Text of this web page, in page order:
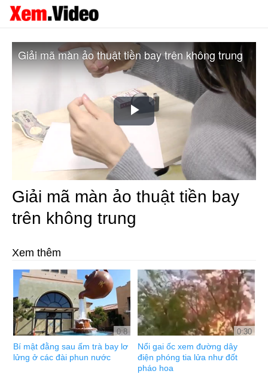
Play
Video
Giải mã màn ảo thuật tiền bay trên không trung
Giải mã màn ảo thuật tiền bay
trên không trung
Xem thêm
0:8
Bí mật đằng sau ấm trà bay lơ
lửng ở các đài phun nước
0:30
Nổi gai ốc xem đường dây
điện phóng tia lửa như đốt
pháo hoa